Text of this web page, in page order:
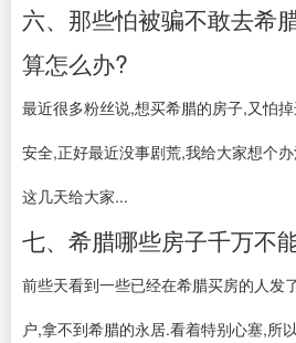
六、那些怕被骗不敢去希
算怎么办?
最近很多粉丝说,想买希腊的房子,又怕
安全,正好最近没事剧荒,我给大家想个
这几天给大家...
七、希腊哪些房子千万不
前些天看到一些已经在希腊买房的人发
户,拿不到希腊的永居.看着特别心塞,所